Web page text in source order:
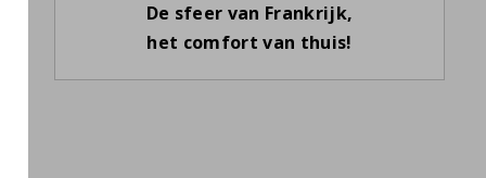
De sfeer van Frankrijk,
het comfort van thuis!